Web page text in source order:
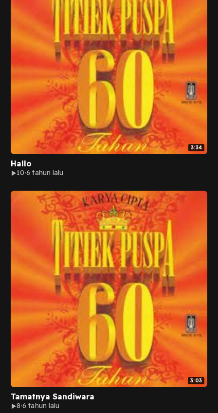
3:34
Hallo
10 6 tahun lalu
3:03
Tamatnya Sandiwara
8 6 tahun lalu